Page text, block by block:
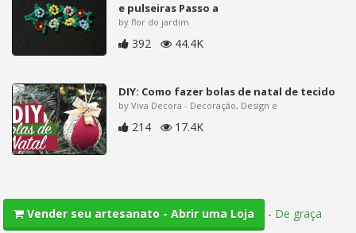
e pulseiras Passo a
by flor do jardim
392 44.4K
DIY: Como fazer bolas de natal de tecido
by Viva Decora - Decoração, Design e
214 17.4K
Vender seu artesanato - Abrir uma Loja - De graça